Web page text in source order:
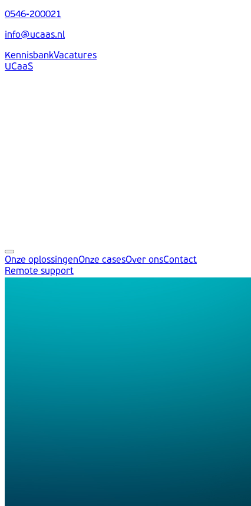
0546-200021
info@ucaas.nl
KennisbankVacatures
UCaaS
Onze oplossingenOnze casesOver onsContact
Remote support